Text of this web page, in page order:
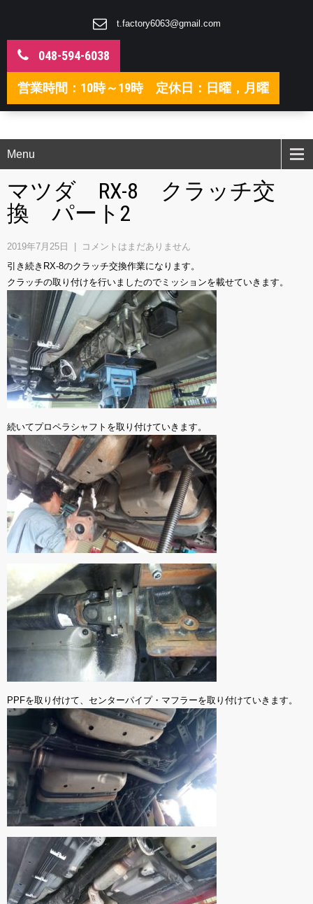
t.factory6063@gmail.com
048-594-6038
営業時間：10時～19時 定休日：日曜，月曜
Menu
マツダ RX-8 クラッチ交
換 パート2
2019年7月25日
コメントはまだありません
引き続きRX-8のクラッチ交換作業になります。
クラッチの取り付けを行いましたのでミッションを載せていきます。
続いてプロペラシャフトを取り付けていきます。
PPFを取り付けて、センターパイプ・マフラーを取り付けていきます。